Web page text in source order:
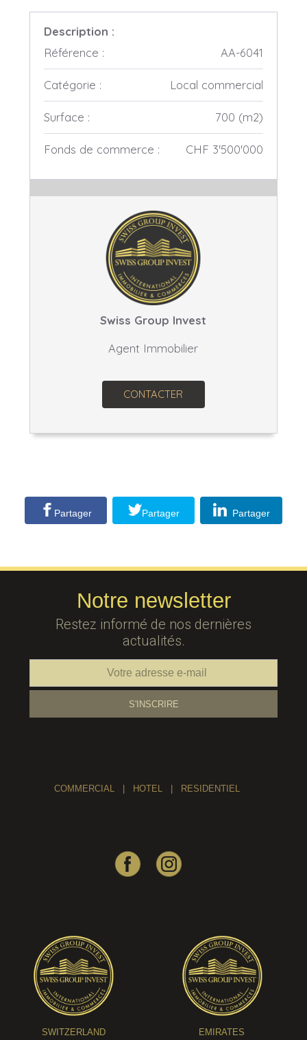
Description :
Référence :
AA-6041
Catégorie : Local commercial
Surface : 700 (m2)
Fonds de commerce : CHF 3'500'000
Swiss Group Invest
Agent Immobilier
CONTACTER
Partager Partager Partager
Notre newsletter
Restez informé de nos dernières
actualités.
COMMERCIAL| HOTEL| RESIDENTIEL
SWITZERLAND EMIRATES